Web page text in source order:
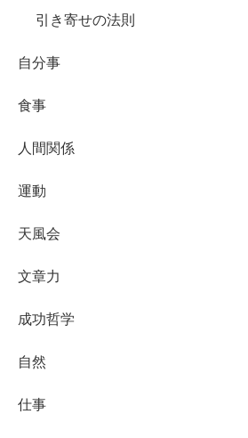
引き寄せの法則
自分事
食事
人間関係
運動
天風会
文章力
成功哲学
自然
仕事